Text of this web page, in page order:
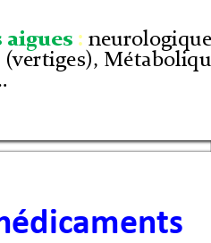
aigues :
(vertiges),